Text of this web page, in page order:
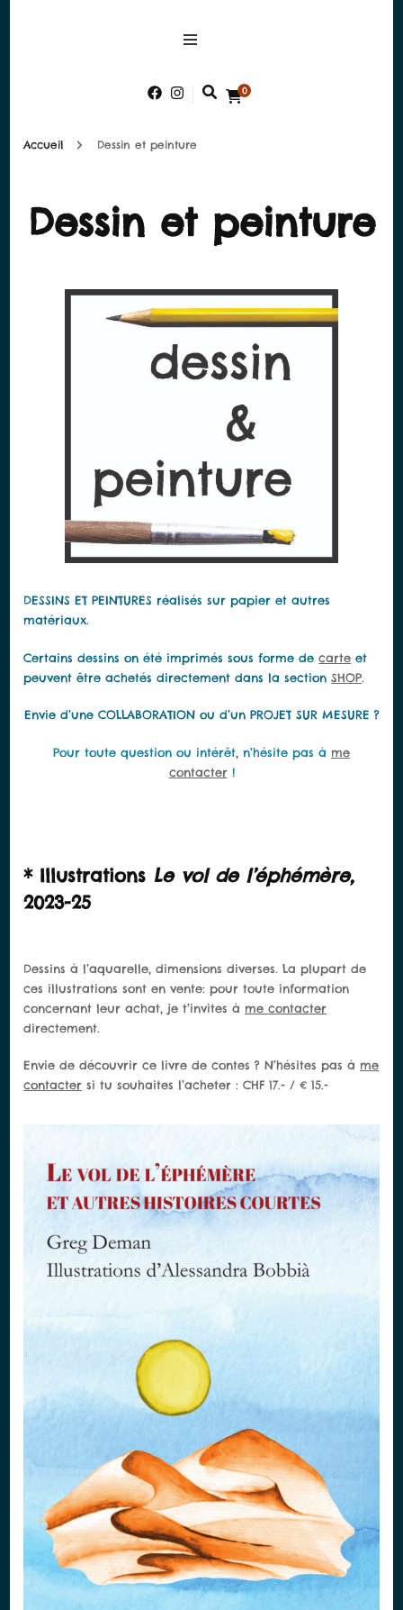
0
Accueil Dessin et peinture
Dessin et peinture
DESSINS ET PEINTURES réalisés sur papier et autres
matériaux.
Certains dessins on été imprimés sous forme decarte et
peuvent être achetés directement dans la sectionSHOP.
Envie d’une COLLABORATION ou d’un PROJET SUR MESURE ?
Pour toute question ou intérêt, n’hésite pas à me
contacter!
* Illustrations Le vol de l’éphémère,
2023-25
Dessins à l’aquarelle,dimensions diverses. La plupart de
ces illustrations sont en vente: pour toute information
concernant leur achat, je t’invites àme contacter
directement.
Envie de découvrir ce livre de contes ? N’hésites pas àme
contacter si tu souhaites l’acheter : CHF 17.- / € 15.-